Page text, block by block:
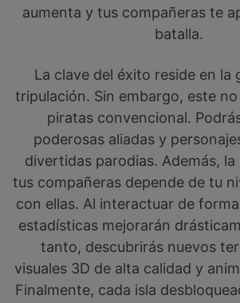
aumenta y tus compañeras te
batalla.
La clave del éxito reside en la
tripulación. Sin embargo, este
piratas convencional.
poderosas aliadas y
divertidas parodias. Además,
tus compañeras depende de tu
con ellas. Al interactuar de
estadísticas mejorarán
tanto, descubrirás nuevos
visuales 3D de alta calidad y
Finalmente, cada isla